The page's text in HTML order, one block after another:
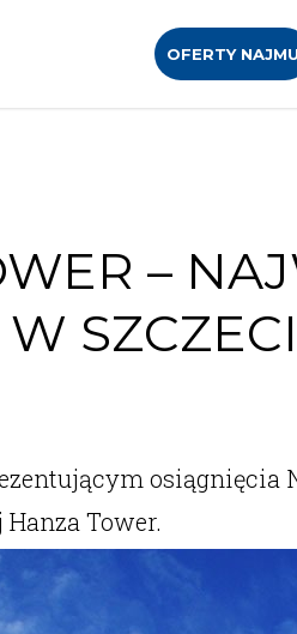
OFERTY NAJMU
–
osiągnięcia
Tower.